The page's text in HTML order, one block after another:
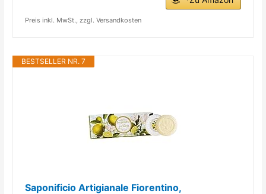
Preis inkl. MwSt., zzgl. Versandkosten
BESTSELLER NR. 7
Saponificio Artigianale Fiorentino,